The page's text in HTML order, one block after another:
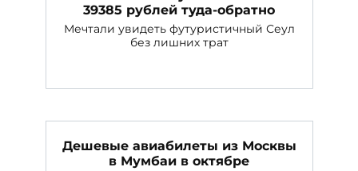
39385 рублей туда-обратно
Мечтали увидеть футуристичный Сеул
без лишних трат
Дешевые авиабилеты из Москвы
в Мумбаи в октябре